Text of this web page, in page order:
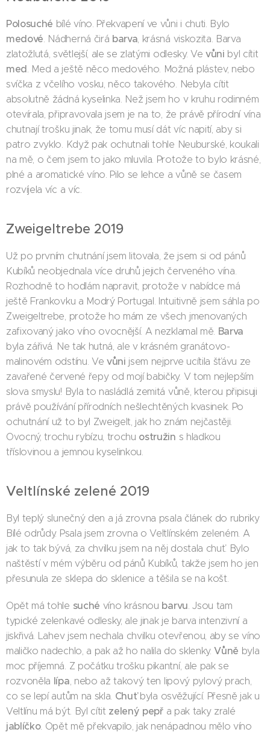
Polosuché bílé víno. Překvapení ve vůni i chuti. Bylo
medové. Nádherná čirá barva, krásná viskozita. Barva
zlatožlutá, světlejší, ale se zlatými odlesky. Ve vůni byl cítit
med. Med a ještě něco medového. Možná plástev, nebo
svíčka z včelího vosku, něco takového. Nebyla cítit
absolutně žádná kyselinka. Než jsem ho v kruhu rodinném
otevírala, připravovala jsem je na to, že právě přírodní vína
chutnají trošku jinak, že tomu musí dát víc napití, aby si
patro zvyklo. Když pak ochutnali tohle Neuburské, koukali
na mě, o čem jsem to jako mluvila. Protože to bylo krásné,
plné a aromatické víno. Pilo se lehce a vůně se časem
rozvíjela víc a víc.
Zweigeltrebe 2019
Už po prvním chutnání jsem litovala, že jsem si od pánů
Kubíků neobjednala více druhů jejich červeného vína.
Rozhodně to hodlám napravit, protože v nabídce má
ještě Frankovku a Modrý Portugal. Intuitivně jsem sáhla po
Zweigeltrebe, protože ho mám ze všech jmenovaných
zafixovaný jako víno ovocnější. A nezklamal mě. Barva
byla zářivá. Ne tak hutná, ale v krásném granátovo-
malinovém odstínu. Ve vůni jsem nejprve ucítila šťávu ze
zavařené červené řepy od mojí babičky. V tom nejlepším
slova smyslu! Byla to nasládlá zemitá vůně, kterou připisuji
právě používání přírodních nešlechtěných kvasinek. Po
ochutnání už to byl Zweigelt, jak ho znám nejčastěji.
Ovocný, trochu rybízu, trochu ostružin s hladkou
tříslovinou a jemnou kyselinkou.
Veltlínské zelené 2019
Byl teplý slunečný den a já zrovna psala článek do rubriky
Bílé odrůdy. Psala jsem zrovna o Veltlínském zeleném. A
jak to tak bývá, za chvilku jsem na něj dostala chuť. Bylo
naštěstí v mém výběru od pánů Kubíků, takže jsem ho jen
přesunula ze sklepa do sklenice a těšila se na košt.
Opět má tohle suché víno krásnou barvu. Jsou tam
typické zelenkavé odlesky, ale jinak je barva intenzivní a
jiskřivá. Lahev jsem nechala chvilku otevřenou, aby se víno
maličko nadechlo, a pak až ho nalila do sklenky.Vůně byla
moc příjemná. Z počátku trošku pikantní, ale pak se
rozvoněla lípa, nebo až takový ten lipový pylový prach,
co se lepí autům na skla. Chuťbyla osvěžující. Přesně jak u
Veltlínu má být. Byl cítit zelený pepřa pak taky zralé
jablíčko. Opět mě překvapilo, jak nenápadnou mělo víno